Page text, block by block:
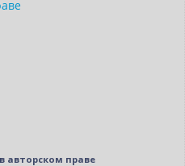
авторском праве